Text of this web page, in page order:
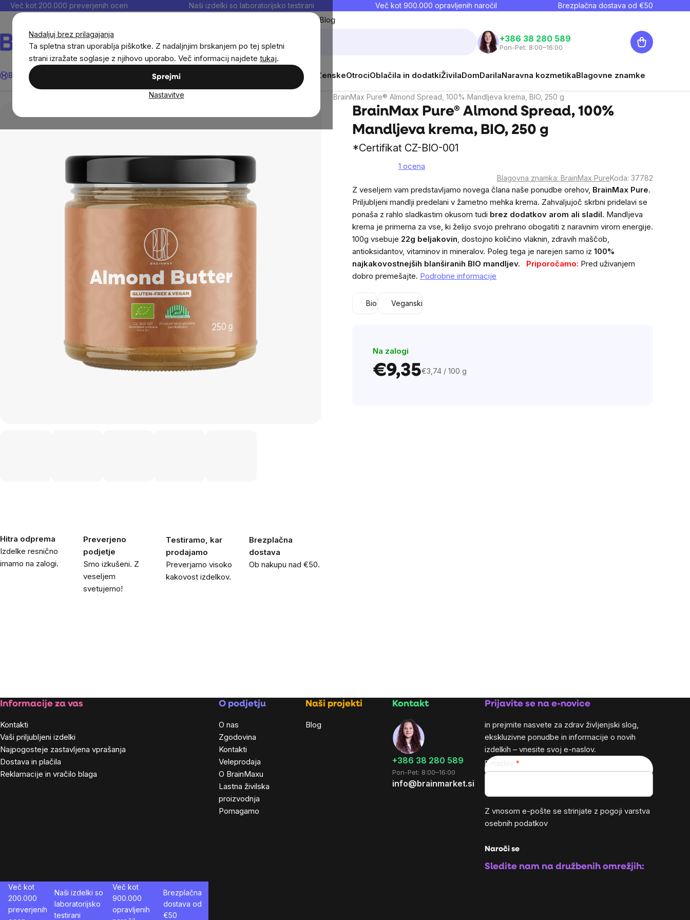
Nadaljuj brez prilagajanja
Ta spletna stran uporablja piškotke. Z nadaljnjim brskanjem po tej spletni
strani izražate soglasje z njihovo uporabo. Več informacij najdete tukaj.
Sprejmi
Nastavitve
Preskoči
Več kot 200.000 preverjenih ocen Naši izdelki so laboratorijsko testirani Več kot 900.000 opravljenih naročil Brezplačna dostava od €50
Moji priljubljeniBlog
Išči
+386 38 280 589
Pon-Pet: 8:00–16:00
Košarica
BrainMax® Prehranska dopolnila in prehrana Moški ŽenskeOtrociOblačila in dodatkiŽivilaDomDarilaNaravna kozmetikaBlagovne znamke
Oreškove kreme, džemi in marmelade BrainMax Pure® Almond Spread, 100% Mandljeva krema, BIO, 250 g
BrainMax Pure® Almond Spread, 100%
Mandljeva krema, BIO, 250 g
*Certifikat CZ-BIO-001
product
rating
is
1 ocena
Hitra odprema
Izdelke resnično
imamo na zalogi.
Preverjeno
podjetje
Smo izkušeni. Z
veseljem
svetujemo!
Testiramo, kar
prodajamo
Preverjamo visoko
kakovost izdelkov.
Brezplačna
dostava
Ob nakupu nad €50.
Blagovna znamka: BrainMax PureKoda: 37782
Z veseljem vam predstavljamo novega člana naše ponudbe orehov, BrainMax Pure.
Priljubljeni mandlji predelani v žametno mehka krema. Zahvaljujoč skrbni pridelavi se
ponaša z rahlo sladkastim okusom tudi brez dodatkov arom ali sladil. Mandljeva
krema je primerna za vse, ki želijo svojo prehrano obogatiti z naravnim virom energije.
100g vsebuje 22g beljakovin, dostojno količino vlaknin, zdravih maščob,
antioksidantov, vitaminov in mineralov. Poleg tega je narejen samo iz 100%
najkakovostnejših blanširanih BIO mandljev. Priporočamo: Pred uživanjem
dobro premešajte. Podrobne informacije
Bio Veganski
Na zalogi
€9,35 Cena
€3,74 / 100 g
Footer
Informacije za vas
Kontakti
Vaši priljubljeni izdelki
Najpogosteje zastavljena vprašanja
Dostava in plačila
Reklamacije in vračilo blaga
O podjetju
O nas
Zgodovina
Kontakti
Veleprodaja
O BrainMaxu
Lastna živilska
proizvodnja
Pomagamo
Naši projekti
Blog
Kontakt
+386 38 280 589
Pon-Pet: 8:00–16:00
info@brainmarket.si
Prijavite se na e-novice
in prejmite nasvete za zdrav življenjski slog,
ekskluzivne ponudbe in informacije o novih
izdelkih – vnesite svoj e-naslov.
E-naslov
Z vnosom e-pošte se strinjate z pogoji varstva
osebnih podatkov
Naroči se
Sledite nam na družbenih omrežjih:
Več kot
200.000
preverjenih
Naši izdelki so
laboratorijsko
testirani
Več kot
900.000
opravljenih
Brezplačna
dostava od
€50